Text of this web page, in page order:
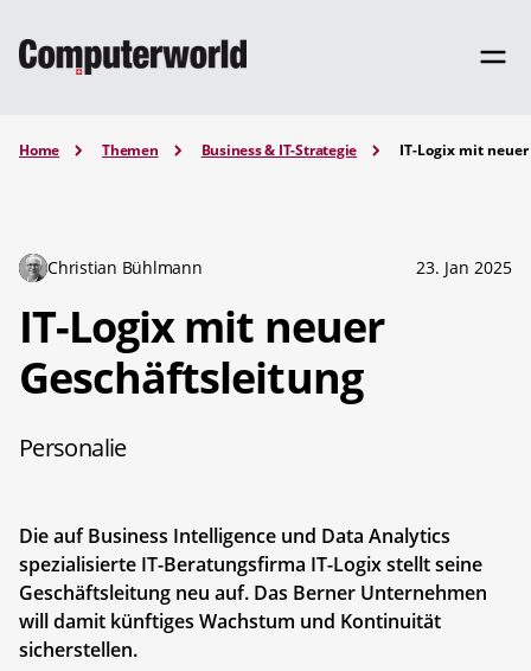
Home Themen Business & IT-Strategie IT-Logix mit
Christian Bühlmann 23. Jan 2025
IT-Logix mit neuer
Geschäftsleitung
Personalie
Die auf Business Intelligence und Data Analytics
spezialisierte IT-Beratungsfirma IT-Logix stellt seine
Geschäftsleitung neu auf. Das Berner Unternehmen
will damit künftiges Wachstum und Kontinuität
sicherstellen.